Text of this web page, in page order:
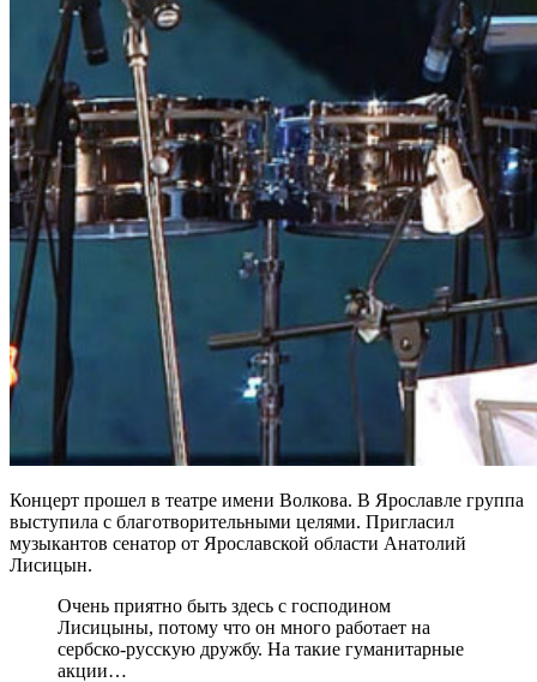
Концерт прошел в театре имени Волкова. В Ярославле группа
выступила с благотворительными целями. Пригласил
музыкантов сенатор от Ярославской области Анатолий
Лисицын.
Очень приятно быть здесь с господином
Лисицыны, потому что он много работает на
сербско-русскую дружбу. На такие гуманитарные
акции…